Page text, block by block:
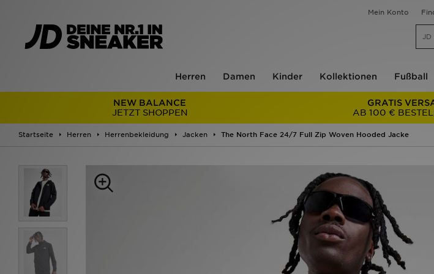
Mein Konto
Herren Damen Kinder Kollektionen Fußball
NEW BALANCE
JETZT SHOPPEN
GRATIS
AB 100 €
Startseite Herren Herrenbekleidung Jacken The North Face 24/7 Full Zip Woven Hooded Jacke